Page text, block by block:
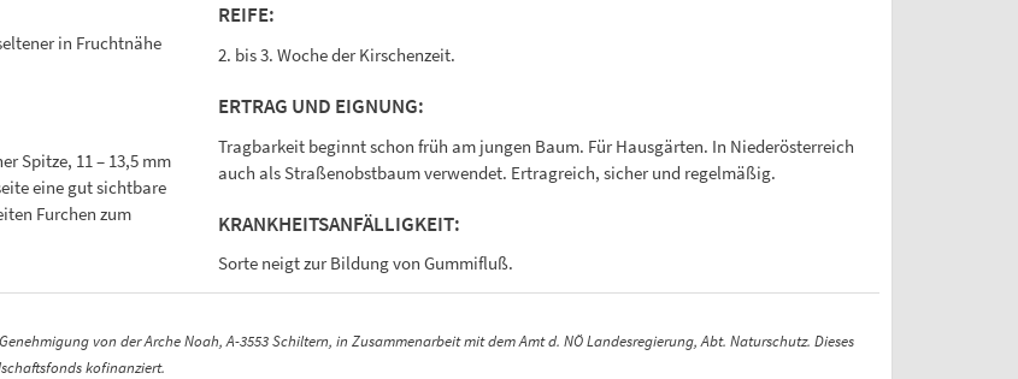
in Fruchtnähe
Spitze, 11 – 13,5 mm
eine gut sichtbare
Furchen zum
REIFE:
2. bis 3. Woche der Kirschenzeit.
ERTRAG UND EIGNUNG:
Tragbarkeit beginnt schon früh am jungen Baum. Für Hausgärten. In Niederösterreich
auch als Straßenobstbaum verwendet. Ertragreich, sicher und regelmäßig.
KRANKHEITSANFÄLLIGKEIT:
Sorte neigt zur Bildung von Gummifluß.
von der Arche Noah, A-3553 Schiltern, in Zusammenarbeit mit dem Amt d. NÖ Landesregierung, Abt. Naturschutz. Dieses
kofinanziert.